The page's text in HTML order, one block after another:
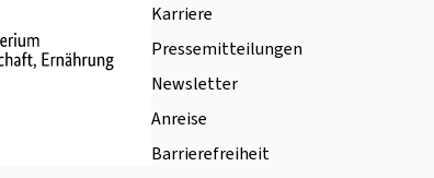
Karriere
Pressemitteilungen
Newsletter
Anreise
Barrierefreiheit